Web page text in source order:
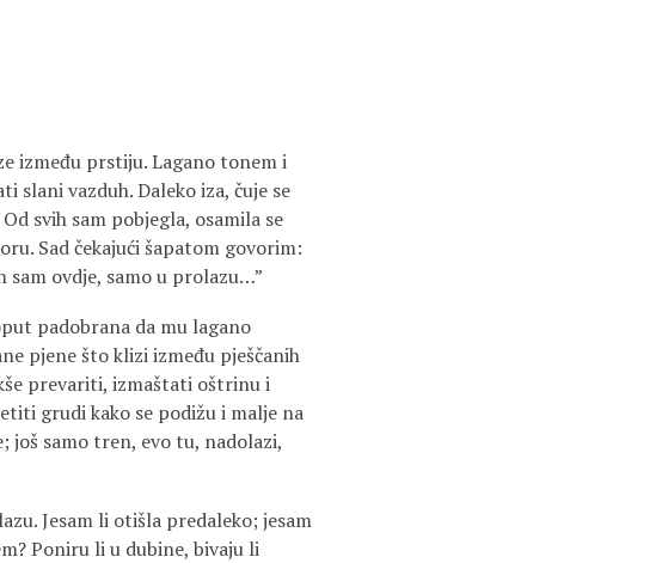
između prstiju. Lagano tonem i
slani vazduh. Daleko iza, čuje se
svih sam pobjegla, osamila se
Sad čekajući šapatom govorim:
sam ovdje, samo u prolazu…”
padobrana da mu lagano
pjene što klizi između pješčanih
prevariti, izmaštati oštrinu i
grudi kako se podižu i malje na
još samo tren, evo tu, nadolazi,
Jesam li otišla predaleko; jesam
Poniru li u dubine, bivaju li